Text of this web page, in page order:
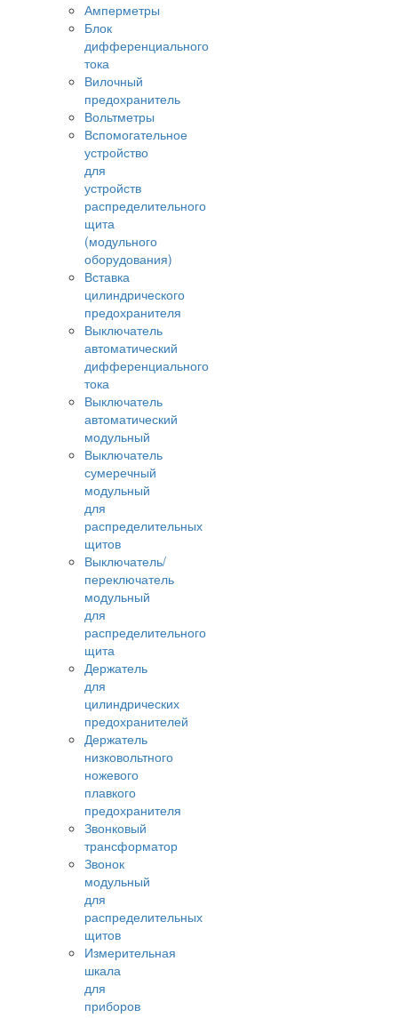
Амперметры
Блок
дифференциального
тока
Вилочный
предохранитель
Вольтметры
Вспомогательное
устройство
для
устройств
распределительного
щита
(модульного
оборудования)
Вставка
цилиндрического
предохранителя
Выключатель
автоматический
дифференциального
тока
Выключатель
автоматический
модульный
Выключатель
сумеречный
модульный
для
распределительных
щитов
Выключатель/
переключатель
модульный
для
распределительного
щита
Держатель
для
цилиндрических
предохранителей
Держатель
низковольтного
ножевого
плавкого
предохранителя
Звонковый
трансформатор
Звонок
модульный
для
распределительных
щитов
Измерительная
шкала
для
приборов